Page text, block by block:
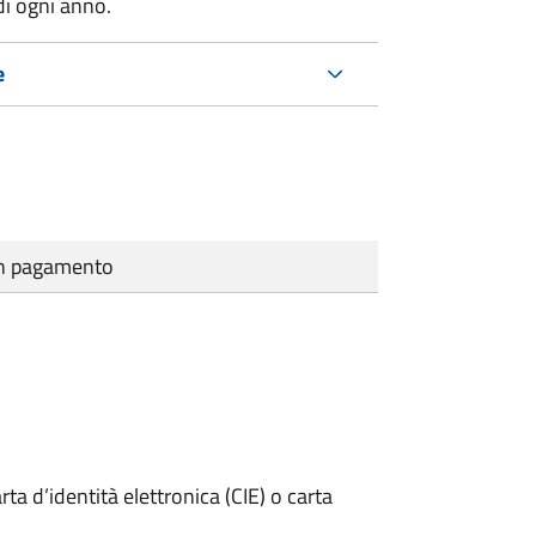
pagamento
d’identità elettronica (CIE) o carta